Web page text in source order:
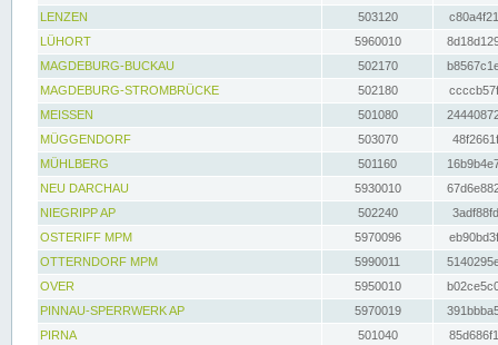
LENZEN
503120
LÜHORT
5960010
MAGDEBURG-BUCKAU
502170
MAGDEBURG-STROMBRÜCKE
502180
MEISSEN
501080
MÜGGENDORF
503070
MÜHLBERG
501160
NEU DARCHAU
5930010
NIEGRIPP AP
502240
OSTERIFF MPM
5970096
OTTERNDORF MPM
5990011
OVER
5950010
PINNAU-SPERRWERK AP
5970019
PIRNA
501040